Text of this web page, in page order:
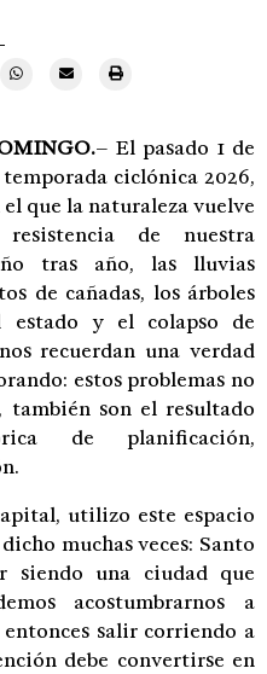
– El pasado 1 de
ciclónica 2026,
que la naturaleza vuelve
de nuestra
tras año, las lluvias
de cañadas, los árboles
estado y el colapso de
recuerdan una verdad
estos problemas no
también son el resultado
de planificación,
utilizo este espacio
muchas veces: Santo
siendo una ciudad que
acostumbrarnos a
salir corriendo a
debe convertirse en